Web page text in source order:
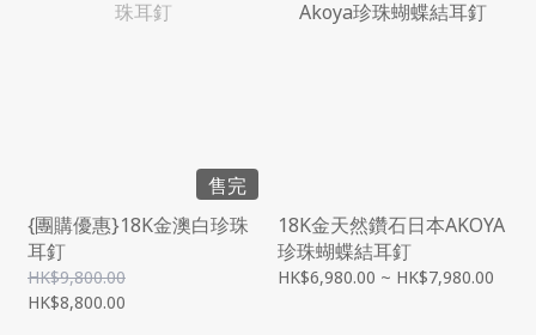
售完
{團購優惠}18K金澳白珍珠
耳釘
HK$9,800.00
HK$8,800.00
18K金天然鑽石日本AKOYA
珍珠蝴蝶結耳釘
HK$6,980.00 ~ HK$7,980.00